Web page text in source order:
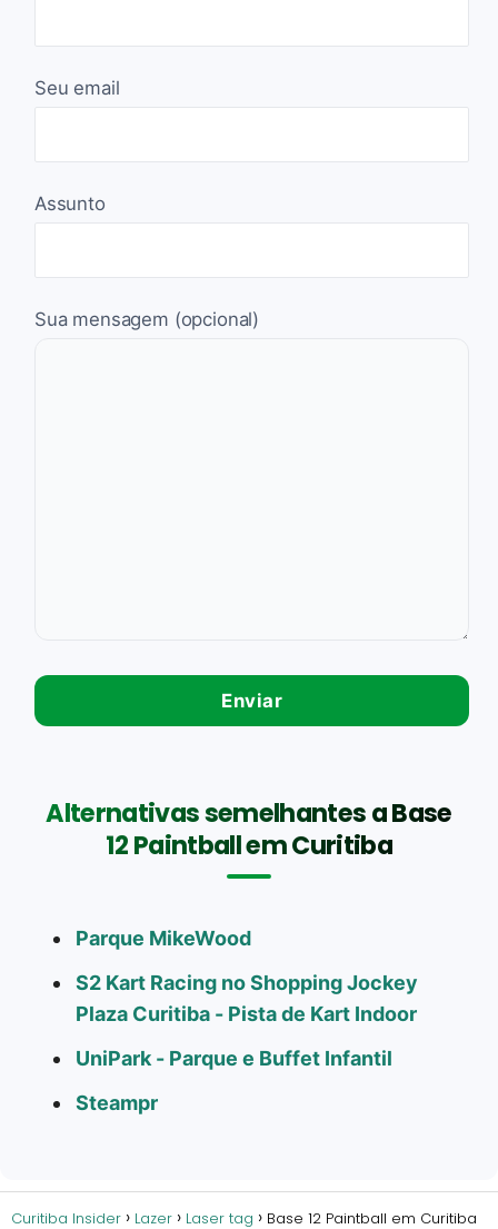
Seu email
Assunto
Sua mensagem (opcional)
Alternativas semelhantes a Base
12 Paintball em Curitiba
Parque MikeWood
S2 Kart Racing no Shopping Jockey
Plaza Curitiba - Pista de Kart Indoor
UniPark - Parque e Buffet Infantil
Steampr
Curitiba Insider Lazer Laser tag Base 12 Paintball em Curitiba